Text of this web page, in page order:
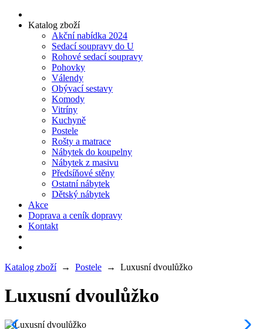
Katalog zboží
Akční nabídka 2024
Sedací soupravy do U
Rohové sedací soupravy
Pohovky
Válendy
Obývací sestavy
Komody
Vitríny
Kuchyně
Postele
Rošty a matrace
Nábytek do koupelny
Nábytek z masivu
Předsíňové stěny
Ostatní nábytek
Dětský nábytek
Akce
Doprava a ceník dopravy
Kontakt
Katalog zboží→ Postele → Luxusní dvoulůžko
Luxusní dvoulůžko